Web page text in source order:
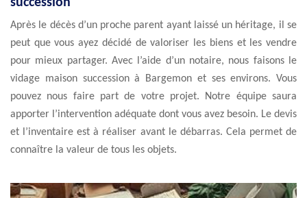
succession
Après le décès d’un proche parent ayant laissé un héritage, il se
peut que vous ayez décidé de valoriser les biens et les vendre
pour mieux partager. Avec l’aide d’un notaire, nous faisons le
vidage maison succession à Bargemon et ses environs. Vous
pouvez nous faire part de votre projet. Notre équipe saura
apporter l’intervention adéquate dont vous avez besoin. Le devis
et l’inventaire est à réaliser avant le débarras. Cela permet de
connaître la valeur de tous les objets.